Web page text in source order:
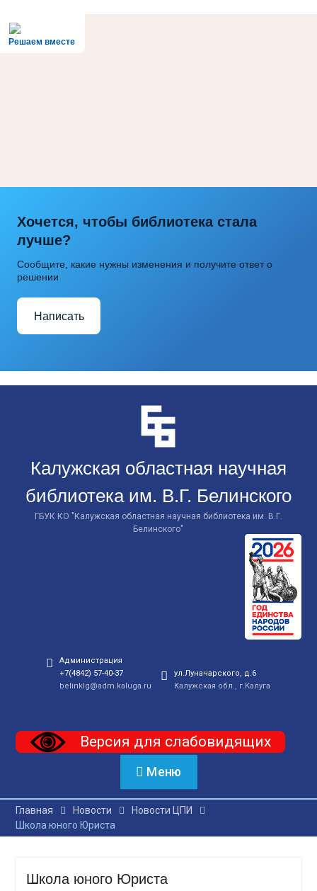
Решаем вместе
Хочется, чтобы библиотека стала
лучше?
Сообщите, какие нужны изменения и получите ответ о
решении
Написать
Калужская областная научная
библиотека им. В.Г. Белинского
ГБУК КО "Калужская областная научная библиотека им. В.Г.
Белинского"
Администрация
+7(4842) 57-40-37
belinklg@adm.kaluga.ru
ул.Луначарского, д.6
Калужская обл., г.Калуга
Версия для слабовидящих
Меню
Главная Новости
Новости ЦПИ
Школа юного Юриста
Школа юного Юриста